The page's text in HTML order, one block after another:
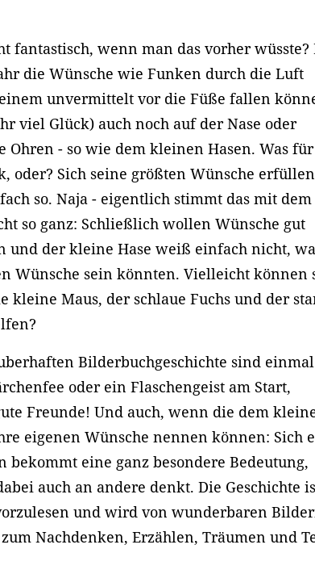
fantastisch, wenn man das vorher wüsste?
die Wünsche wie Funken durch die Luft
unvermittelt vor die Füße fallen
viel Glück) auch noch auf der Nase oder
Ohren - so wie dem kleinen Hasen. Was
oder? Sich seine größten Wünsche
so. Naja - eigentlich stimmt das mit dem
so ganz: Schließlich wollen Wünsche gut
und der kleine Hase weiß einfach nicht,
Wünsche sein könnten. Vielleicht können
kleine Maus, der schlaue Fuchs und der
Bilderbuchgeschichte sind einmal
oder ein Flaschengeist am Start,
Freunde! Und auch, wenn die dem
eigenen Wünsche nennen können: Sich
bekommt eine ganz besondere Bedeutung,
auch an andere denkt. Die Geschichte
und wird von wunderbaren
Nachdenken, Erzählen, Träumen und